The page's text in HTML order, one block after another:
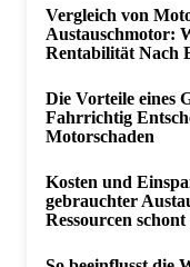
Vergleich von
Austauschmotor:
Rentabilität Nach
Die Vorteile eines
Fahrrichtig
Motorschaden
Kosten und
gebrauchter
Ressourcen